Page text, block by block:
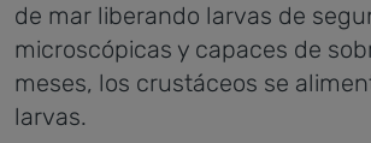
de mar liberando larvas de
microscópicas y capaces de
meses, los crustáceos se
larvas.